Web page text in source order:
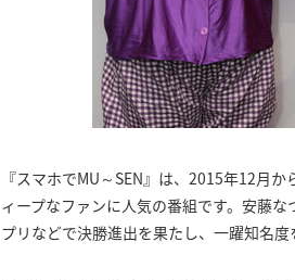
『スマホでMU～SEN』は、2015年12月
ィープなファンに人気の番組です。安藤
プリなどで決勝進出を果たし、一躍知名度